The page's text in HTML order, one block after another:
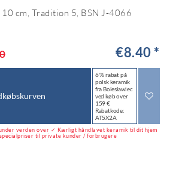
cm, Tradition 5, BSN J-4066
€8.40 *
6 % rabat på
polsk keramik
fra Bolesławiec
ved køb over
159 €
Rabatkode:
AT5X2A
verden over ✓ Kærligt håndlavet keramik til dit hjem
til private kunder / forbrugere